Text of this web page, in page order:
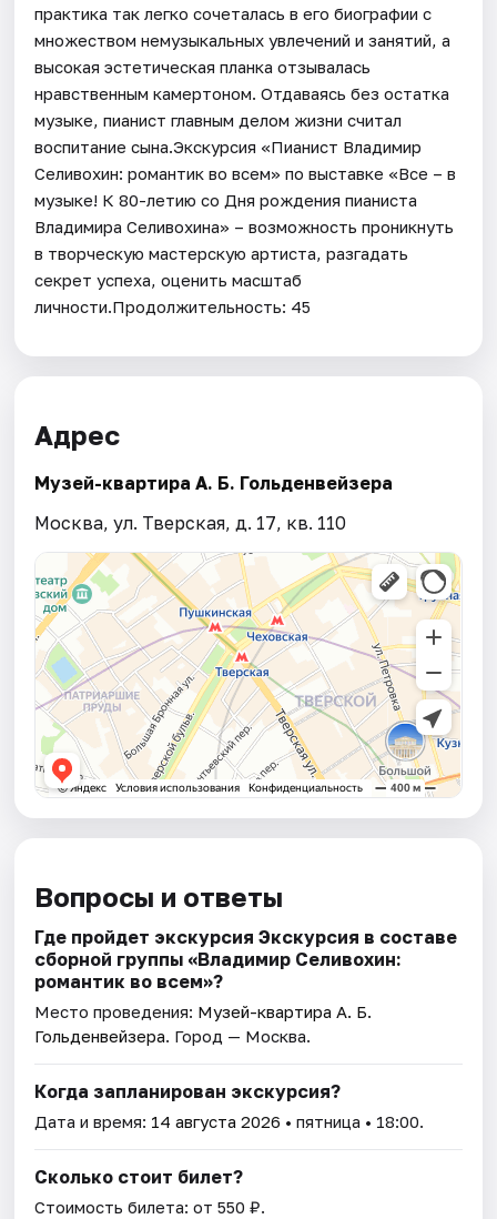
практика так легко сочеталась в его биографии с
множеством немузыкальных увлечений и занятий, а
высокая эстетическая планка отзывалась
нравственным камертоном. Отдаваясь без остатка
музыке, пианист главным делом жизни считал
воспитание сына.Экскурсия «Пианист Владимир
Селивохин: романтик во всем» по выставке «Все – в
музыке! К 80-летию со Дня рождения пианиста
Владимира Селивохина» – возможность проникнуть
в творческую мастерскую артиста, разгадать
секрет успеха, оценить масштаб
личности.Продолжительность: 45
Адрес
Музей-квартира А. Б. Гольденвейзера
Москва, ул. Тверская, д. 17, кв. 110
Вопросы и ответы
Где пройдет экскурсия Экскурсия в составе
сборной группы «Владимир Селивохин:
романтик во всем»?
Место проведения: Музей-квартира А. Б.
Гольденвейзера. Город — Москва.
Когда запланирован экскурсия?
Дата и время: 14 августа 2026 • пятница • 18:00.
Сколько стоит билет?
Стоимость билета: от 550 ₽.